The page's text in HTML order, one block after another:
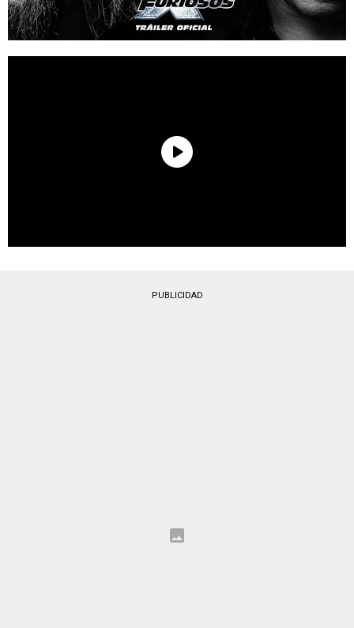
PUBLICIDAD